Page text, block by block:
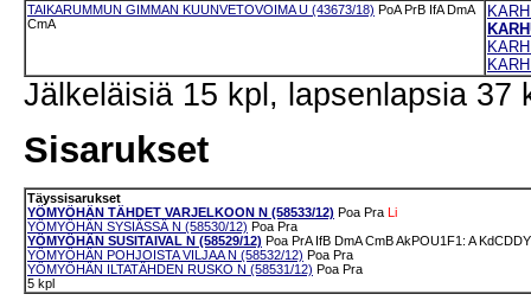
TAIKARUMMUN GIMMAN KUUNVETOVOIMA U (43673/18) PoA PrB IfA DmA
CmA
Jälkeläisiä 15 kpl, lapsenlapsia 37
Sisarukset
Täyssisarukset
YÖMYÖHÄN TÄHDET VARJELKOON N (58533/12) Poa Pra Li
YÖMYÖHÄN SYSIÄSSÄ N (58530/12) Poa Pra
YÖMYÖHÄN SUSITAIVAL N (58529/12) Poa PrA IfB DmA CmBAkPOU1F1: A
YÖMYÖHÄN POHJOISTA VILJAA N (58532/12) Poa Pra
YÖMYÖHÄN ILTATÄHDEN RUSKO N (58531/12) Poa Pra
5 kpl